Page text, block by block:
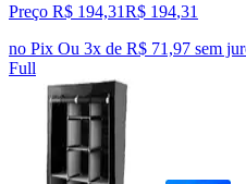
Preço R$ 194,31R$ 194,31
no Pix Ou 3x de R$ 71,97 sem
Full